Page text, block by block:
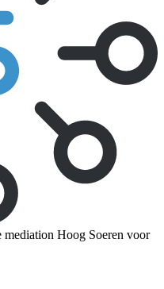
Hoog Soeren voor